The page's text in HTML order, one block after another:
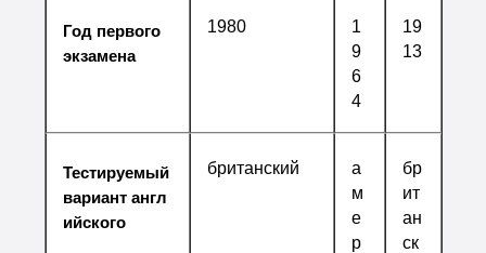
Год первого
экзамена
1980
1
9
6
4
19
13
Тестируемый
вариант англ
ийского
британский
а
м
е
р
бр
ит
ан
ск